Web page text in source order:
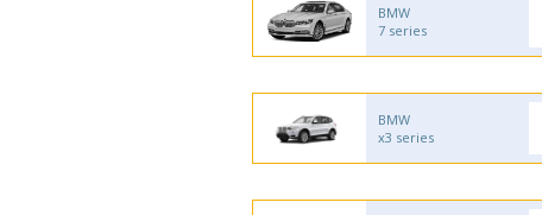
BMW
7 series
BMW
x3 series